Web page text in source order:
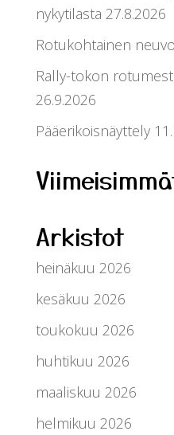
nykytilasta 27.8.2026
Rotukohtainen
Rally-tokon
26.9.2026
Pääerikoisnäyttely
Arkistot
heinäkuu 2026
kesäkuu 2026
toukokuu 2026
huhtikuu 2026
maaliskuu 2026
helmikuu 2026